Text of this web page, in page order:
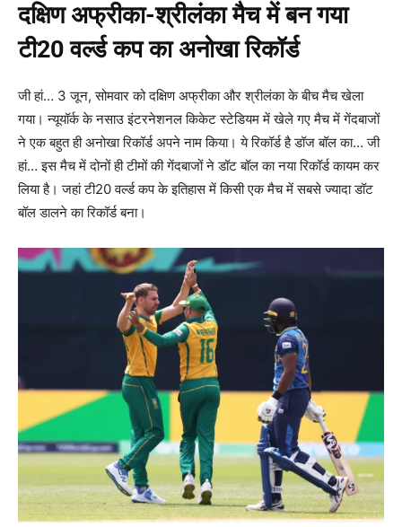
दक्षिण अफ्रीका-श्रीलंका मैच में बन गया
टी20 वर्ल्ड कप का अनोखा रिकॉर्ड
जी हां… 3 जून, सोमवार को दक्षिण अफ्रीका और श्रीलंका के बीच मैच खेला
गया। न्यूयॉर्क के नसाउ इंटरनेशनल किकेट स्टेडियम में खेले गए मैच में गेंदबाजों
ने एक बहुत ही अनोखा रिकॉर्ड अपने नाम किया। ये रिकॉर्ड है डॉज बॉल का… जी
हां… इस मैच में दोनों ही टीमों की गेंदबाजों ने डॉट बॉल का नया रिकॉर्ड कायम कर
लिया है। जहां टी20 वर्ल्ड कप के इतिहास में किसी एक मैच में सबसे ज्यादा डॉट
बॉल डालने का रिकॉर्ड बना।